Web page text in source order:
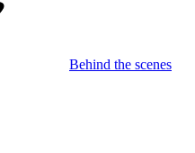
Behind the scenes